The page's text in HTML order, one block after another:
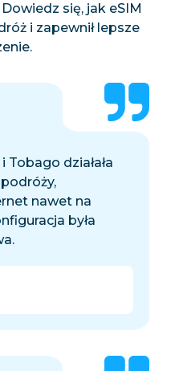
się, jak eSIM
i zapewnił lepsze
Tobago działała
nawet na
była